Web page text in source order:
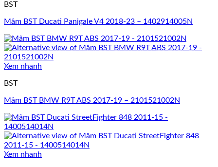
BST
Mâm BST Ducati Panigale V4 2018-23 – 1402914005N
Xem nhanh
BST
Mâm BST BMW R9T ABS 2017-19 – 2101521002N
Xem nhanh